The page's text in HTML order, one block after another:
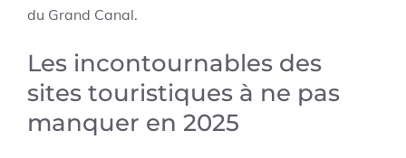
du Grand Canal.
Les incontournables des
sites touristiques à ne pas
manquer en 2025